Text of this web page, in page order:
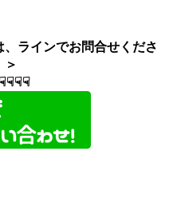
ラインでお問合せくださ
＞